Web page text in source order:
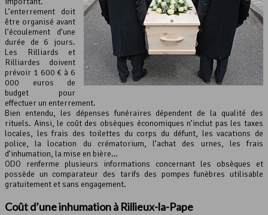
L’enterrement doit
être organisé avant
l’écoulement d’une
durée de 6 jours.
Les Rilliards et
Rilliardes doivent
prévoir 1 600 € à 6
000 euros de
budget pour
effectuer un enterrement.
Bien entendu, les dépenses funéraires dépendent de la qualité des
rituels. Ainsi, le coût des obsèques économiques n’inclut pas les taxes
locales, les frais des toilettes du corps du défunt, les vacations de
police, la location du crématorium, l’achat des urnes, les frais
d’inhumation, la mise en bière…
ODO renferme plusieurs informations concernant les obsèques et
possède un comparateur des tarifs des pompes funèbres utilisable
gratuitement et sans engagement.
Coût d’une inhumation à Rillieux-la-Pape